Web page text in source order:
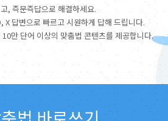
, 즉문즉답으로 해결하세요.
X 답변으로 빠르고 시원하게 답해 드립니다.
만 단어 이상의 맞춤법 콘텐츠를 제공합니다.